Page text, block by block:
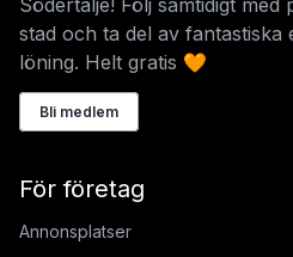
stad och ta del av fantastiska
löning. Helt gratis 🧡
Bli medlem
För företag
Annonsplatser